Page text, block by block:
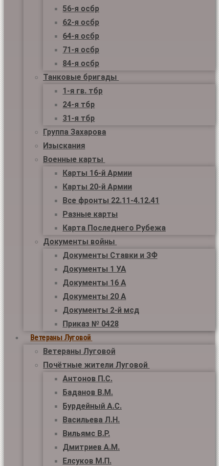
56-я осбр
62-я осбр
64-я осбр
71-я осбр
84-я осбр
Танковые бригады
1-я гв. тбр
24-я тбр
31-я тбр
Группа Захарова
Изыскания
Военные карты
Карты 16-й Армии
Карты 20-й Армии
Все фронты 22.11-4.12.41
Разные карты
Карта Последнего Рубежа
Документы войны
Документы Ставки и ЗФ
Документы 1 УА
Документы 16 А
Документы 20 А
Документы 2-й мсд
Приказ № 0428
Ветераны Луговой
Ветераны Луговой
Почётные жители Луговой
Антонов П.С.
Баданов В.М.
Бурдейный А.С.
Васильева Л.Н.
Вильямс В.Р.
Дмитриев А.М.
Елсуков М.П.